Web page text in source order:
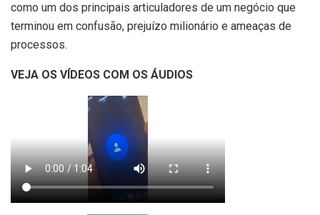
como um dos principais articuladores de um negócio que
terminou em confusão, prejuízo milionário e ameaças de
processos.
VEJA OS VÍDEOS COM OS ÁUDIOS